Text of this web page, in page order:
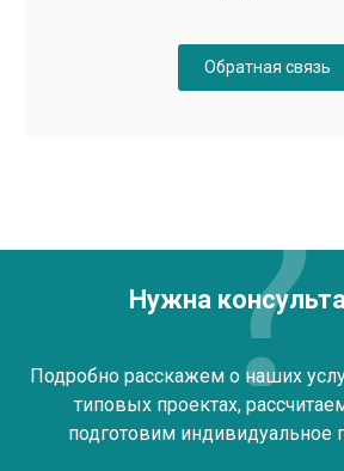
Обратная связь
Нужна
Подробно расскажем о наших
типовых проектах,
подготовим индивидуальное